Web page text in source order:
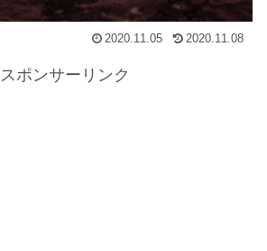
2020.11.05 2020.11.08
スポンサーリンク